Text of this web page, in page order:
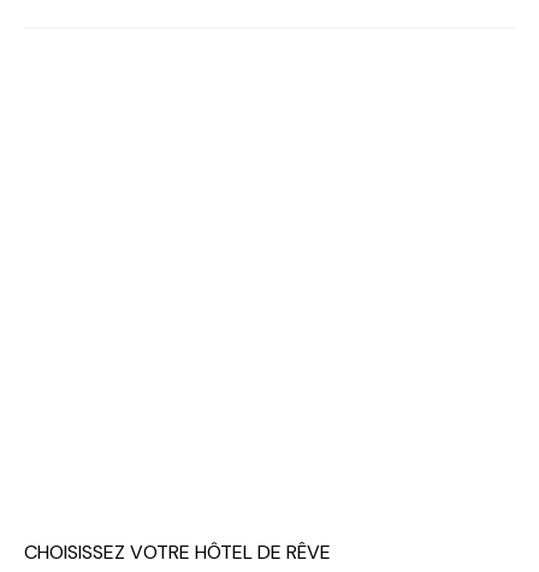
CHOISISSEZ VOTRE HÔTEL DE RÊVE